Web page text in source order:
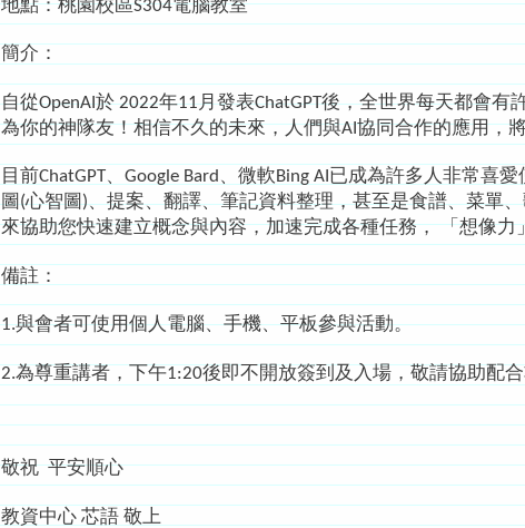
地點：桃園校區S304電腦教室
簡介：
自從OpenAI於 2022年11月發表ChatGPT後，全世界每天都會
為你的神隊友！相信不久的未來，人們與AI協同合作的應用，
目前ChatGPT、Google Bard、微軟Bing AI已成為許多人非常
圖(心智圖)、提案、翻譯、筆記資料整理，甚至是食譜、菜單
來協助您快速建立概念與內容，加速完成各種任務， 「想像
備註：
1.與會者可使用個人電腦、手機、平板參與活動。
2.為尊重講者，下午1:20後即不開放簽到及入場，敬請協助配
敬祝 平安順心
教資中心 芯語 敬上